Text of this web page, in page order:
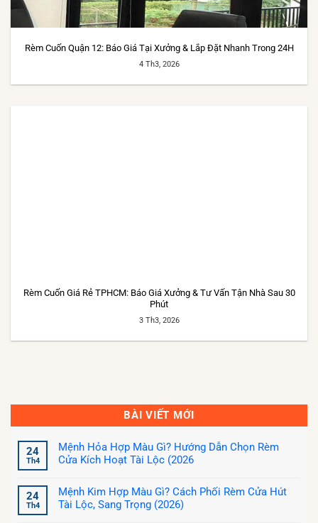
Rèm Cuốn Quận 12: Báo Giá Tại Xưởng & Lắp Đặt Nhanh Trong 24H
4 Th3, 2026
Rèm Cuốn Giá Rẻ TPHCM: Báo Giá Xưởng & Tư Vấn Tận Nhà Sau 30
Phút
3 Th3, 2026
BÀI VIẾT MỚI
24
Th4
Mệnh Hỏa Hợp Màu Gì? Hướng Dẫn Chọn Rèm
Cửa Kích Hoạt Tài Lộc (2026
bình
luận
ở
24
Th4
Mệnh Kim Hợp Màu Gì? Cách Phối Rèm Cửa Hút
Tài Lộc, Sang Trọng (2026)